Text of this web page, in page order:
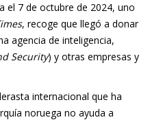
el 7 de octubre de 2024, uno
, recoge que llegó a donar
agencia de inteligencia,
Security) y otras empresas y
internacional que ha
noruega no ayuda a